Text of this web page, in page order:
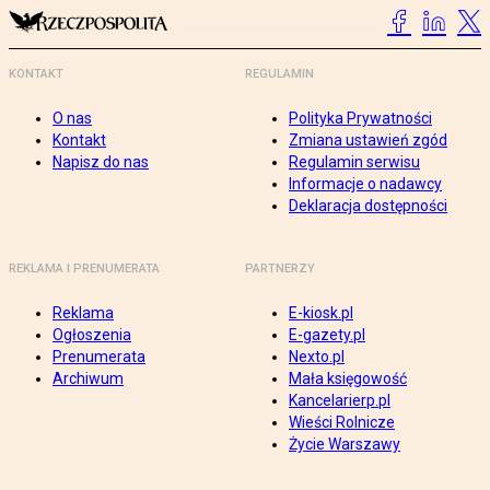
KONTAKT
O nas
Kontakt
Napisz do nas
REGULAMIN
Polityka Prywatności
Zmiana ustawień zgód
Regulamin serwisu
Informacje o nadawcy
Deklaracja dostępności
REKLAMA I PRENUMERATA
Reklama
Ogłoszenia
Prenumerata
Archiwum
PARTNERZY
E-kiosk.pl
E-gazety.pl
Nexto.pl
Mała księgowość
Kancelarierp.pl
Wieści Rolnicze
Życie Warszawy